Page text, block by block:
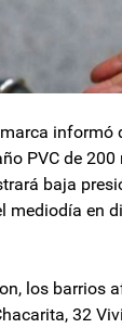
informó
PVC de
baja
mediodía en
los barrios
32